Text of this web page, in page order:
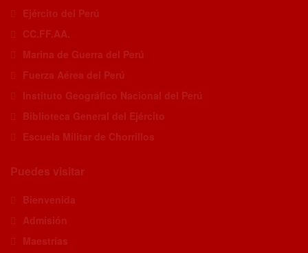
Ejército del Perú
CC.FF.AA.
Marina de Guerra del Perú
Fuerza Aérea del Perú
Instituto Geográfico Nacional del Perú
Biblioteca General del Ejército
Escuela Militar de Chorrillos
Puedes visitar
Bienvenida
Admisión
Maestrías